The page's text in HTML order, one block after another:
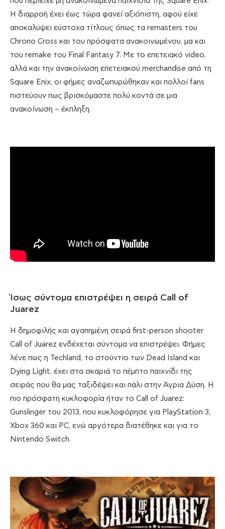
Η διαρροή έχει έως τώρα φανεί αξιόπιστη, αφού είχε
αποκαλύψει εύστοχα τίτλους όπως τα remasters του
Chrono Cross και του πρόσφατα ανακοινωμένου, μα και
του remake του Final Fantasy 7. Με το επετειακό video,
αλλά και την ανακοίνωση επετειακού merchandise από τη
Square Enix, οι φήμες αναζωπυρώθηκαν και πολλοί fans
πιστεύουν πως βρισκόμαστε πολύ κοντά σε μια
ανακοίνωση – έκπληξη.
Ίσως σύντομα επιστρέψει η σειρά Call of
Juarez
Η δημοφιλής και αγαπημένη σειρά first-person shooter
Call of Juarez ενδέχεται σύντομα να επιστρέψει. Φήμες
λένε πως η Techland, το στούντιο των Dead Island και
Dying Light, έχει στα σκαριά το πέμπτο παιχνίδι της
σειράς που θα μας ταξιδέψει και πάλι στην Άγρια Δύση. Η
πιο πρόσφατη κυκλοφορία ήταν το Call of Juarez:
Gunslinger του 2013, που κυκλοφόρησε για PlayStation 3,
Xbox 360 και PC, ενώ αργότερα διατέθηκε και για το
Nintendo Switch.